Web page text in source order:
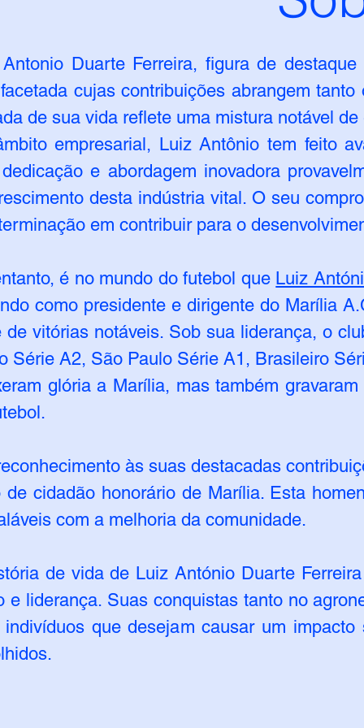
Duarte Ferreira, figura de
cujas contribuições abrangem
de sua vida reflete uma mistura notável
empresarial, Luiz Antônio tem feito
e abordagem inovadora
desta indústria vital. O seu
em contribuir para o
é no mundo do futebol que Luiz
como presidente e dirigente do Marília
de vitórias notáveis. Sob sua liderança, o
Série A2, São Paulo Série A1, Brasileiro
glória a Marília, mas também
às suas destacadas
de cidadão honorário de Marília. Esta
​​com a melhoria da comunidade.
de vida de Luiz António Duarte
e liderança. Suas conquistas tanto no
indivíduos que desejam causar um